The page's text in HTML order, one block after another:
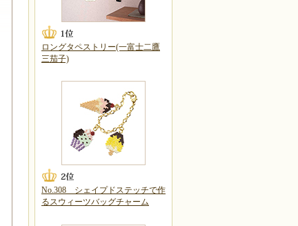
ロングタペストリー(一富士二鷹
三茄子)
No.308 シェイプドステッチで作
るスウィーツバッグチャーム